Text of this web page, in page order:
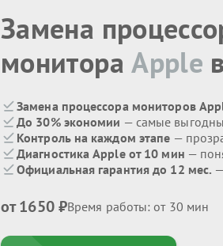
Замена
монитораApple
Замена процессора мониторов
До 30% экономии — самые
Контроль на каждом этапе —
Диагностика Apple от 10 мин —
Официальная гарантия до 12 мес.
от 1650 ₽Время работы: от 30 мин